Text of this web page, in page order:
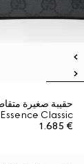
Essence Classic
€ 1.685